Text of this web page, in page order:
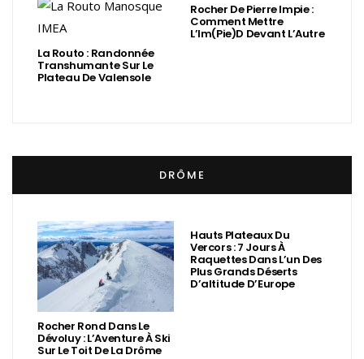
La Routo : Randonnée
Transhumante Sur Le
Plateau De Valensole
Rocher De Pierre Impie :
Comment Mettre
L’Im(Pie)d Devant L’Autre
DRÔME
Rocher Rond Dans Le
Dévoluy : L’Aventure À Ski
Sur Le Toit De La Drôme
Hauts Plateaux Du
Vercors : 7 Jours À
Raquettes Dans L’un Des
Plus Grands Déserts
D’altitude D’Europe